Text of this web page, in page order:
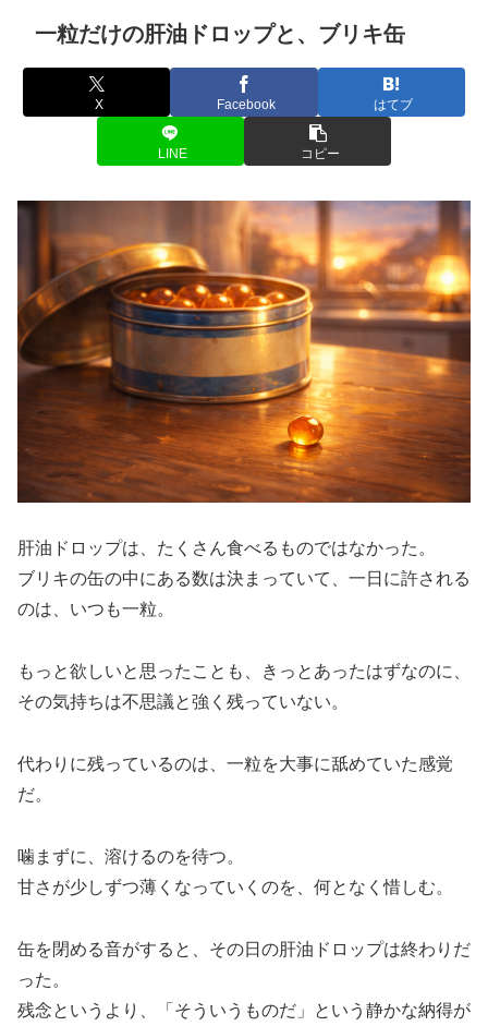
一粒だけの肝油ドロップと、ブリキ缶
X Facebook はてブ
LINE コピー
肝油ドロップは、たくさん食べるものではなかった。
ブリキの缶の中にある数は決まっていて、一日に許される
のは、いつも一粒。
もっと欲しいと思ったことも、きっとあったはずなのに、
その気持ちは不思議と強く残っていない。
代わりに残っているのは、一粒を大事に舐めていた感覚
だ。
噛まずに、溶けるのを待つ。
甘さが少しずつ薄くなっていくのを、何となく惜しむ。
缶を閉める音がすると、その日の肝油ドロップは終わりだ
った。
残念というより、「そういうものだ」という静かな納得が